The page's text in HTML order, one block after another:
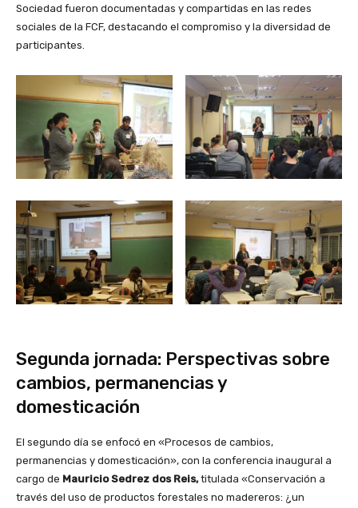
Sociedad fueron documentadas y compartidas en las redes
sociales de la FCF, destacando el compromiso y la diversidad de
participantes.
Segunda jornada: Perspectivas sobre
cambios, permanencias y
domesticación
El segundo día se enfocó en «Procesos de cambios,
permanencias y domesticación», con la conferencia inaugural a
cargo de Mauricio Sedrez dos Reis,titulada «Conservación a
través del uso de productos forestales no madereros: ¿un